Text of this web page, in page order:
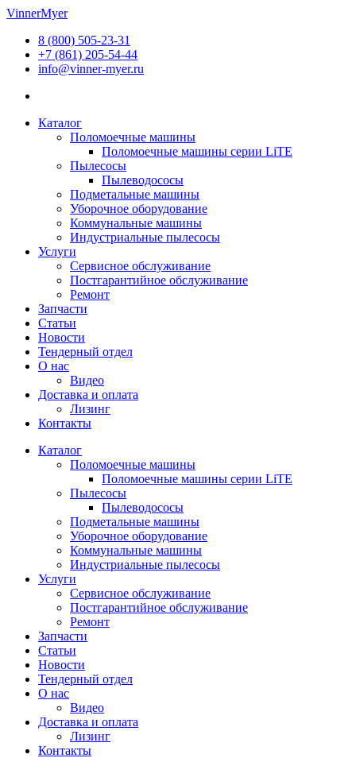
Перейти
содержимому
VinnerMyer
8 (800) 505-23-31
+7 (861) 205-54-44
info@vinner-myer.ru
Каталог
Поломоечные машины
Поломоечные машины серии LiTE
Пылесосы
Пылеводососы
Подметальные машины
Уборочное оборудование
Коммунальные машины
Индустриальные пылесосы
Услуги
Сервисное обслуживание
Постгарантийное обслуживание
Ремонт
Запчасти
Статьи
Новости
Тендерный отдел
О нас
Видео
Доставка и оплата
Лизинг
Контакты
Каталог
Поломоечные машины
Поломоечные машины серии LiTE
Пылесосы
Пылеводососы
Подметальные машины
Уборочное оборудование
Коммунальные машины
Индустриальные пылесосы
Услуги
Сервисное обслуживание
Постгарантийное обслуживание
Ремонт
Запчасти
Статьи
Новости
Тендерный отдел
О нас
Видео
Доставка и оплата
Лизинг
Контакты